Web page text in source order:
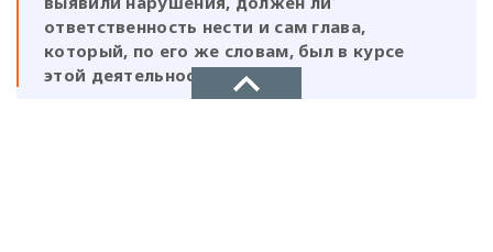
ответственность нести и сам глава,
который, по его же словам, был в курсе
этой деятельности?